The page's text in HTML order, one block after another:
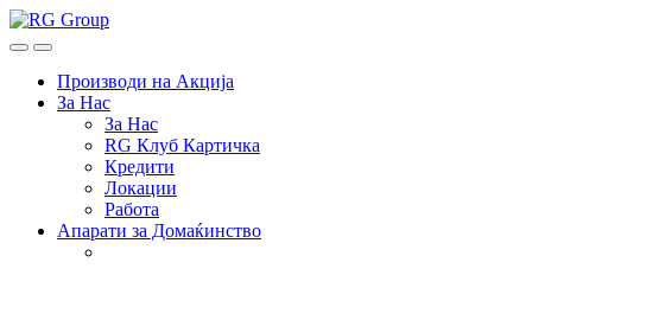
Skip
to
Skip
to
OpenClose
Производи на Акција
За Нас
За Нас
RG Клуб Картичка
Кредити
Локации
Работа
Апарати за Домаќинство